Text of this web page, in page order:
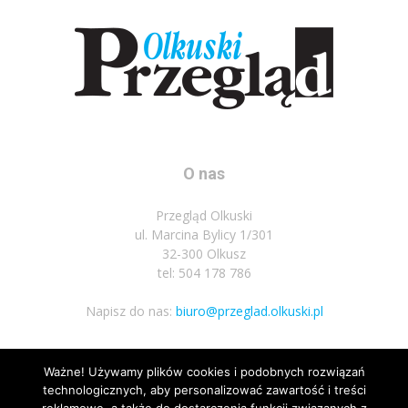
O nas
Przegląd Olkuski
ul. Marcina Bylicy 1/301
32-300 Olkusz
tel: 504 178 786
Napisz do nas: biuro@przeglad.olkuski.pl
Podążaj za nami
Ważne! Używamy plików cookies i podobnych rozwiązań
technologicznych, aby personalizować zawartość i treści